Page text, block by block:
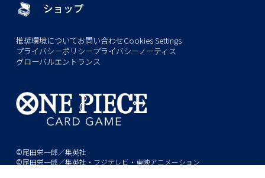
ショップ
推奨環境についてお問い合わせCookies Settings
プライバシーポリシープライバシーノーティス
グローバルエントランス
©尾田栄一郎／集英社
©尾田栄一郎／集英社・フジテレビ・東映アニメーション